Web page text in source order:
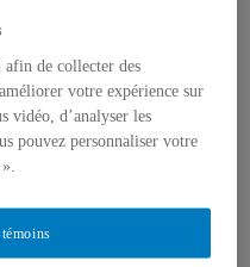
afin de collecter des
votre expérience sur
vidéo, d’analyser les
pouvez personnaliser votre